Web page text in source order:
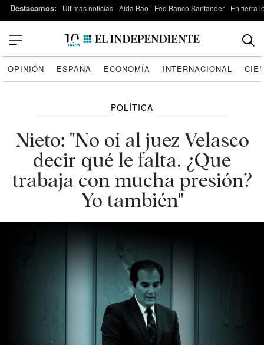
Destacamos: Últimas noticias Aída Bao Fed Banco Santander En tierra
OPINIÓN ESPAÑA ECONOMÍA INTERNACIONAL
POLÍTICA
Nieto: "No oí al juez Velasco
decir qué le falta. ¿Que
trabaja con mucha presión?
Yo también"